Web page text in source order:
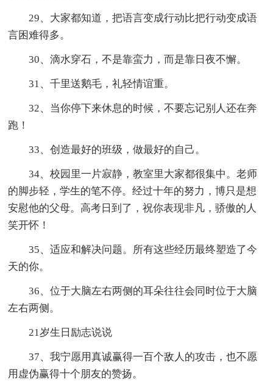
29、大家都知道，把语言变成行动比把行动变成语
言困难得多。
30、滴水穿石，不是靠蛮力，而是靠日夜不懈。
31、千里送鹅毛，礼轻情谊重。
32、当你停下来休息的时候，不要忘记别人还在奔
跑！
33、创造最好的班级，做最好的自己。
34、校园里一片寂静，教室里大家都很集中。老师
的脚步轻，学生的笔不停。经过十年的努力，博只是想
安慰他的父母。高考日到了，祝你表现非凡，骄傲的人
笑开怀！
35、适应和解决问题。所有这些经历最终塑造了今
天的你。
36、位于大脑左右两侧的耳朵往往会同时位于大脑
左右两侧。
21岁生日励志说说
37、我宁愿用真诚赢得一百个敌人的攻击，也不愿
用虚伪赢得十个朋友的赞扬。